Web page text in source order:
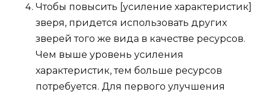
Чтобы повысить [усиление характеристик]
зверя, придется использовать других
зверей того же вида в качестве ресурсов.
Чем выше уровень усиления
характеристик, тем больше ресурсов
потребуется. Для первого улучшения